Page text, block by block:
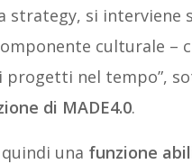
strategy, si interviene
culturale –
progetti nel tempo”,
di MADE4.0.
una funzione